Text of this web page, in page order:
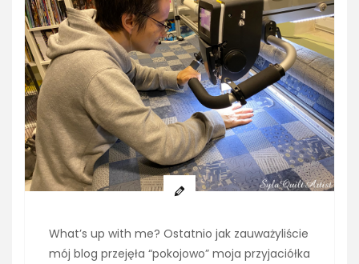
What’s up with me? Ostatnio jak zauważyliście
mój blog przejęła “pokojowo” moja przyjaciółka